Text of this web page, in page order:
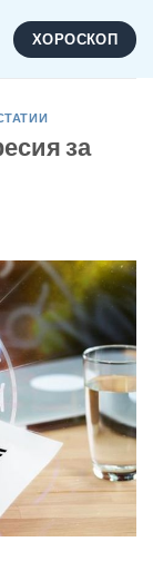
ХОРОСКОП
за